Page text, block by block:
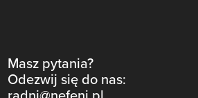
Masz pytania?
Odezwij się do nas: